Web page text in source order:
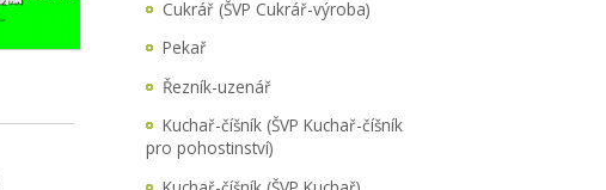
Cukrář (ŠVP Cukrář-výroba)
Pekař
Řezník-uzenář
Kuchař-číšník (ŠVP Kuchař-číšník
pro pohostinství)